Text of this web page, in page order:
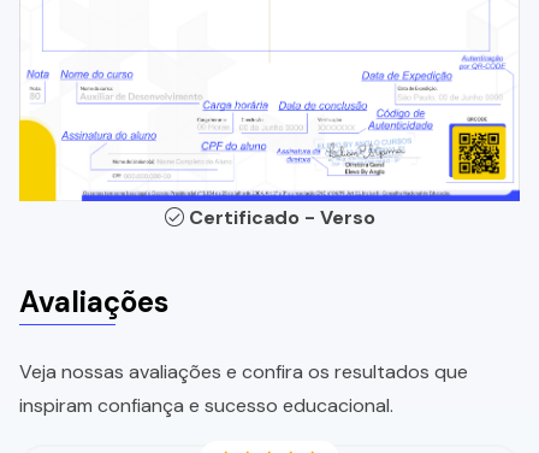
Certificado - Verso
Avaliações
Veja nossas avaliações e confira os resultados que
inspiram confiança e sucesso educacional.